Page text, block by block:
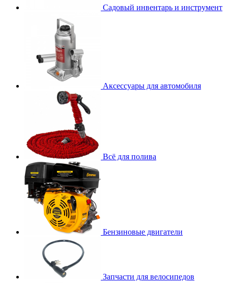
Садовый инвентарь и инструмент
Аксессуары для автомобиля
Всё для полива
Бензиновые двигатели
Запчасти для велосипедов